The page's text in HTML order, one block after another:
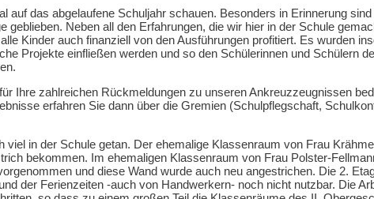
auf das abgelaufene Schuljahr schauen. Besonders in Erinnerung
geblieben. Neben all den Erfahrungen, die wir hier in der Schule
Kinder auch finanziell von den Ausführungen profitiert. Es wurden
Projekte einfließen werden und so den Schülerinnen und Schülern
Ihre zahlreichen Rückmeldungen zu unseren Ankreuzzeugnissen
erfahren Sie dann über die Gremien (Schulpflegschaft,
viel in der Schule getan. Der ehemalige Klassenraum von Frau
bekommen. Im ehemaligen Klassenraum von Frau Polster-
und diese Wand wurde auch neu angestrichen. Die 2.
der Ferienzeiten -auch von Handwerkern- noch nicht nutzbar. Die